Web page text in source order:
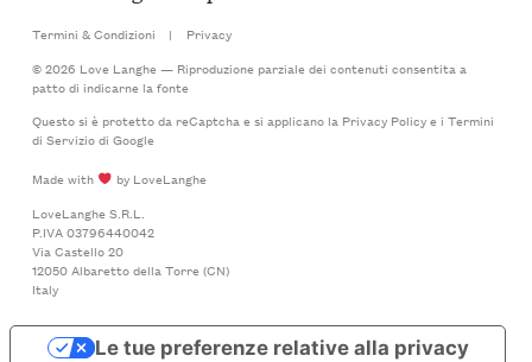
Termini & Condizioni |
Privacy
© 2026 Love Langhe — Riproduzione parziale dei contenuti consentita a
patto di indicarne la fonte
Questo si è protetto da reCaptcha e si applicano la Privacy Policye i Termini
di Serviziodi Google
Made with
by LoveLanghe
LoveLanghe S.R.L.
P.IVA 03796440042
Via Castello 20
12050 Albaretto della Torre (CN)
Italy
Le tue preferenze relative alla privacy